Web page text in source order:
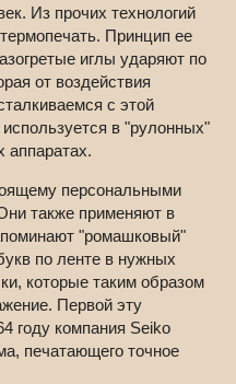
Из прочих технологий
Принцип ее
иглы ударяют по
от воздействия
с этой
в "рулонных"
аппаратах.
персональными
также применяют в
"ромашковый"
по ленте в нужных
которые таким образом
Первой эту
году компания Seiko
печатающего точное